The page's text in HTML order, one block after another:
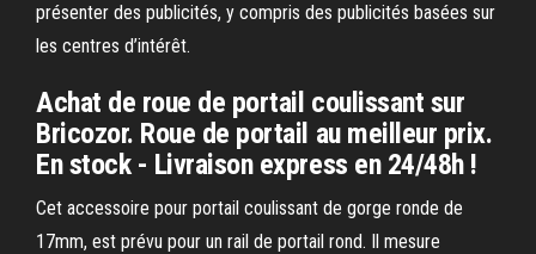
présenter des publicités, y compris des publicités basées sur
les centres d’intérêt.
Achat de roue de portail coulissant sur
Bricozor. Roue de portail au meilleur prix.
En stock - Livraison express en 24/48h !
Cet accessoire pour portail coulissant de gorge ronde de
17mm, est prévu pour un rail de portail rond. Il mesure